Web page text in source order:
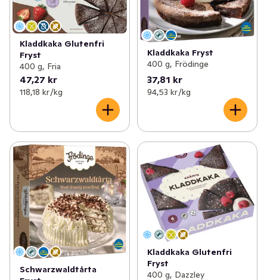
Kladdkaka Glutenfri
Fryst
400 g, Fria
47,27 kr
118,18 kr /kg
Kladdkaka Fryst
400 g, Frödinge
37,81 kr
94,53 kr /kg
Schwarzwaldtårta
Kladdkaka Glutenfri
Fryst
400 g, Dazzley